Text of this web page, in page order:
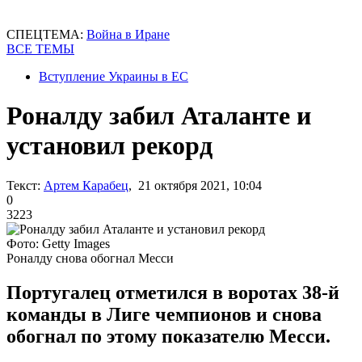
СПЕЦТЕМА: Война в Иране
ВСЕ ТЕМЫ
Вступление Украины в ЕС
Роналду забил Аталанте и
установил рекорд
Текст: Артем Карабец, 21 октября 2021, 10:04
0
3223
Фото: Getty Images
Роналду снова обогнал Месси
Португалец отметился в воротах 38-й
команды в Лиге чемпионов и снова
обогнал по этому показателю Месси.